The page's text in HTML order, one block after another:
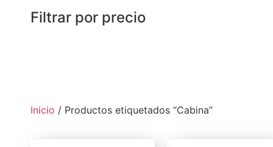
Filtrar por precio
Inicio / Productos etiquetados “Cabina”